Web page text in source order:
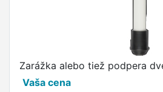
Zarážka alebo tiež podpera
Vaša cena